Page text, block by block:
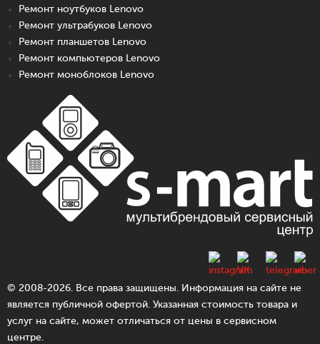
Ремонт ноутбуков Lenovo
Ремонт ультрабуков Lenovo
Ремонт планшетов Lenovo
Ремонт компьютеров Lenovo
Ремонт моноблоков Lenovo
© 2008-2026. Все права защищены. Информация на сайте не
является публичной офертой. Указанная стоимость товара и
услуг на сайте, может отличаться от цены в сервисном
центре.